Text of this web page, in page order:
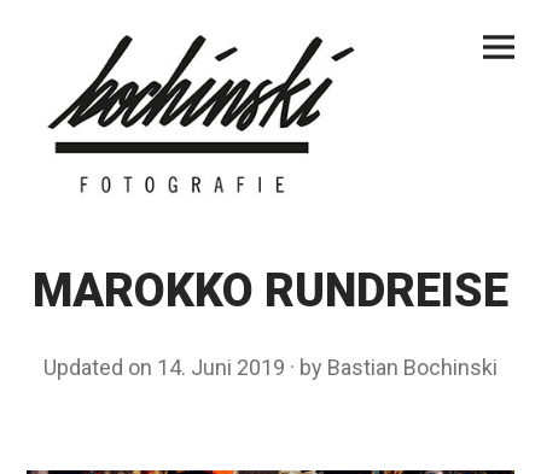
Menu
MAROKKO RUNDREISE
Updated on 14. Juni 2019 1 by Bastian Bochinski